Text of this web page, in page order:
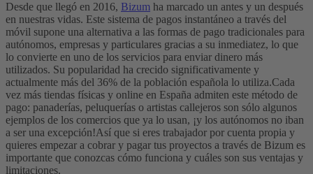
Desde que llegó en 2016, Bizum ha marcado un antes y un después
en nuestras vidas. Este sistema de pagos instantáneo a través del
móvil supone una alternativa a las formas de pago tradicionales para
autónomos, empresas y particulares gracias a su inmediatez, lo que
lo convierte en uno de los servicios para enviar dinero más
utilizados. Su popularidad ha crecido significativamente y
actualmente más del 36% de la población española lo utiliza.Cada
vez más tiendas físicas y online en España admiten este método de
pago: panaderías, peluquerías o artistas callejeros son sólo algunos
ejemplos de los comercios que ya lo usan, ¡y los autónomos no iban
a ser una excepción!Así que si eres trabajador por cuenta propia y
quieres empezar a cobrar y pagar tus proyectos a través de Bizum es
importante que conozcas cómo funciona y cuáles son sus ventajas y
limitaciones.